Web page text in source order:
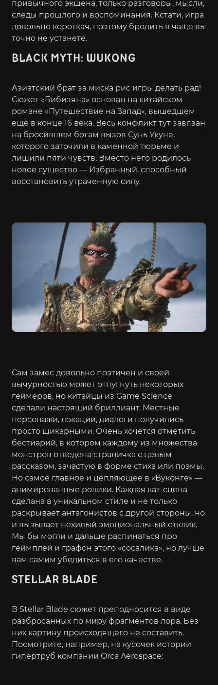
привычного экшена, только разговоры, мысли,
следы прошлого и воспоминания. Кстати, игра
довольно короткая, поэтому бродить в чаще вы
точно не устанете.
BLACK MYTH: WUKONG
Азиатский брат за миска рис игры делать рад!
Сюжет «Бибизяна» основан на китайском
романе «Путешествие на Запад», вышедшем
ещё в конце 16 века. Весь конфликт тут завязан
на бросившем богам вызов Сунь Укуне,
которого заточили в каменной тюрьме и
лишили пяти чувств. Вместо него родилось
новое существо — Избранный, способный
восстановить утраченную силу.
Сам замес довольно поэтичен и своей
вычурностью может отпугнуть некоторых
геймеров, но китайцы из Game Science
сделали настоящий бриллиант. Местные
персонажи, локации, диалоги получились
просто шикарными. Очень хочется отметить
бестиарий, в котором каждому из множества
монстров отведена страничка с целым
рассказом, зачастую в форме стиха или поэмы.
Но самое главное и цепляющее в «Вуконге» —
анимированные ролики. Каждая кат-сцена
сделана в уникальном стиле и не только
раскрывает антагонистов с другой стороны, но
и вызывает нехилый эмоциональный отклик.
Мы бы могли и дальше распинаться про
геймплей и графон этого «сосалика», но лучше
вам самим убедиться в его качестве.
STELLAR BLADE
В Stellar Blade сюжет преподносится в виде
разбросанных по миру фрагментов лора. Без
них картину происходящего не составить.
Посмотрите, например, на кусочек истории
гипертруб компании Orca Aerospace: